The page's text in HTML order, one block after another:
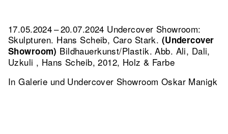
17.05.2024 – 20.07.2024 Undercover Showroom:
Skulpturen. Hans Scheib, Caro Stark. (Undercover
Showroom) Bildhauerkunst/Plastik.Abb. Ali, Dali,
Uzkuli , Hans Scheib, 2012, Holz & Farbe
In Galerie und Undercover Showroom Oskar Manigk